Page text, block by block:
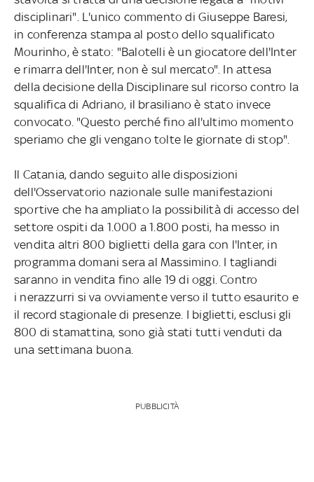
disciplinari". L'unico commento di Giuseppe Baresi,
in conferenza stampa al posto dello squalificato
Mourinho, è stato: "Balotelli è un giocatore dell'Inter
e rimarra dell'Inter, non è sul mercato". In attesa
della decisione della Disciplinare sul ricorso contro la
squalifica di Adriano, il brasiliano è stato invece
convocato. "Questo perché fino all'ultimo momento
speriamo che gli vengano tolte le giornate di stop".
Il Catania, dando seguito alle disposizioni
dell'Osservatorio nazionale sulle manifestazioni
sportive che ha ampliato la possibilità di accesso del
settore ospiti da 1.000 a 1.800 posti, ha messo in
vendita altri 800 biglietti della gara con l'Inter, in
programma domani sera al Massimino. I tagliandi
saranno in vendita fino alle 19 di oggi. Contro
i nerazzurri si va ovviamente verso il tutto esaurito e
il record stagionale di presenze. I biglietti, esclusi gli
800 di stamattina, sono già stati tutti venduti da
una settimana buona.
PUBBLICITÀ